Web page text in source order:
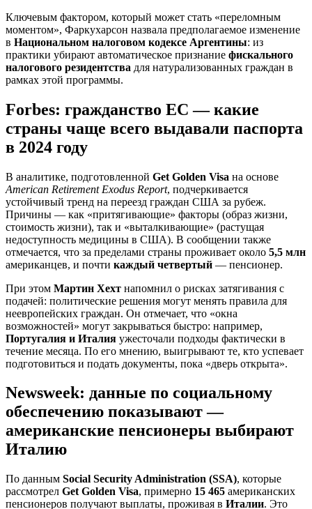
Ключевым фактором, который может стать «переломным
моментом», Фаркухарсон назвала предполагаемое изменение
в Национальном налоговом кодексе Аргентины: из
практики убирают автоматическое признание фискального
налогового резидентства для натурализованных граждан в
рамках этой программы.
Forbes: гражданство ЕС — какие
страны чаще всего выдавали паспорта
в 2024 году
В аналитике, подготовленной Get Golden Visa на основе
American Retirement Exodus Report, подчеркивается
устойчивый тренд на переезд граждан США за рубеж.
Причины — как «притягивающие» факторы (образ жизни,
стоимость жизни), так и «выталкивающие» (растущая
недоступность медицины в США). В сообщении также
отмечается, что за пределами страны проживает около 5,5 млн
американцев, и почти каждый четвертый — пенсионер.
При этом Мартин Хехт напомнил о рисках затягивания с
подачей: политические решения могут менять правила для
неевропейских граждан. Он отмечает, что «окна
возможностей» могут закрываться быстро: например,
Португалия и Италия ужесточали подходы фактически в
течение месяца. По его мнению, выигрывают те, кто успевает
подготовиться и подать документы, пока «дверь открыта».
Newsweek: данные по социальному
обеспечению показывают —
американские пенсионеры выбирают
Италию
По данным Social Security Administration (SSA), которые
рассмотрел Get Golden Visa, примерно 15 465 американских
пенсионеров получают выплаты, проживая в Италии. Это